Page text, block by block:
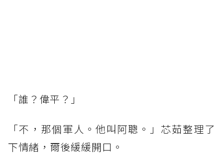
「誰？偉平？」
「不，那個軍人。他叫阿聰。」芯茹整理了
下情緒，爾後緩緩開口。